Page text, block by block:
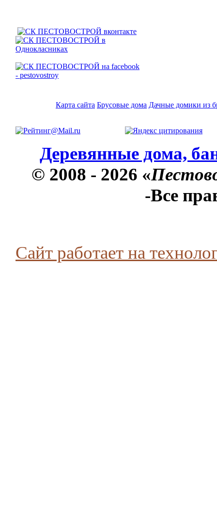
Карта сайта Брусовые дома Дачные домики из
Деревянные дома,
© 2008 - 2026 «
-Все
Сайт работает на